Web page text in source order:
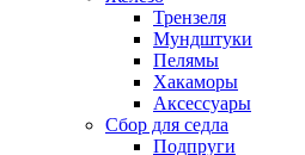
Трензеля
Мундштуки
Пелямы
Хакаморы
Аксессуары
Сбор для седла
Подпруги